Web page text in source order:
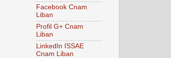
Facebook Cnam
Liban
Profil G+ Cnam
Liban
LinkedIn ISSAE
Cnam Liban